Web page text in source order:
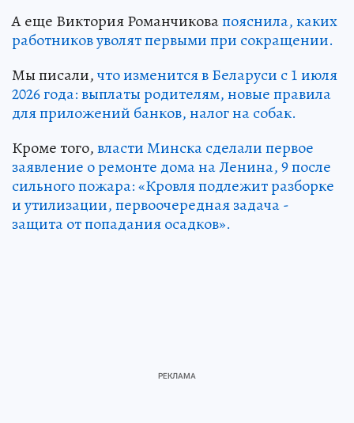
А еще Виктория Романчиковапояснила, каких
работников уволят первыми при сокращении.
Мы писали,что изменится в Беларуси с 1 июля
2026 года: выплаты родителям, новые правила
для приложений банков, налог на собак.
Кроме того,власти Минска сделали первое
заявление о ремонте дома на Ленина, 9 после
сильного пожара: «Кровля подлежит разборке
и утилизации, первоочередная задача -
защита от попадания осадков».